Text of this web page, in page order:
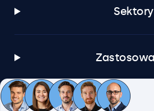
Sektory
Obsługa